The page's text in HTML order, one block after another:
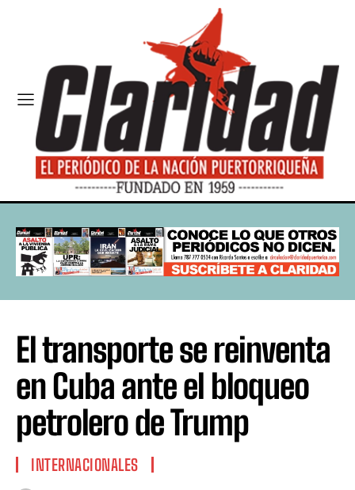
El transporte se reinventa
en Cuba ante el bloqueo
petrolero de Trump
INTERNACIONALES